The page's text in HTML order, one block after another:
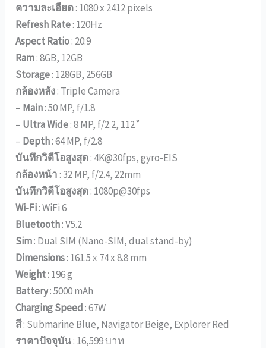
ความละเอียด: 1080 x 2412 pixels
Refresh Rate: 120Hz
Aspect Ratio: 20:9
Ram: 8GB, 12GB
Storage: 128GB, 256GB
กล้องหลัง: Triple Camera
– Main: 50 MP, f/1.8
– Ultra Wide: 8 MP, f/2.2, 112˚
– Depth: 64 MP, f/2.8
บันทึกวิดีโอสูงสุด: 4K@30fps, gyro-EIS
กล้องหน้า: 32 MP, f/2.4, 22mm
บันทึกวิดีโอสูงสุด: 1080p@30fps
Wi-Fi: WiFi 6
Bluetooth: V5.2
Sim: Dual SIM (Nano-SIM, dual stand-by)
Dimensions: 161.5 x 74 x 8.8 mm
Weight: 196 g
Battery: 5000 mAh
Charging Speed: 67W
สี: Submarine Blue, Navigator Beige, Explorer Red
ราคาปัจจุบัน: 16,599 บาท